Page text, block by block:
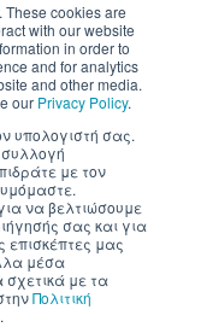
These cookies are
with our website
in order to
and for analytics
and other media.
our Privacy Policy.
υπολογιστή σας.
συλλογή
με τον
να βελτιώσουμε
σας και για
επισκέπτες μας
μέσα
με τα
Πολιτική
.